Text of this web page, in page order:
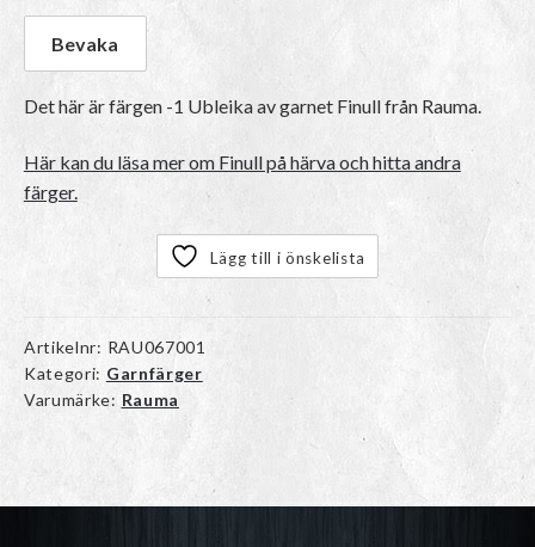
Det här är färgen -1 Ubleikaav garnet Finullfrån Rauma.
Här kan du läsa mer om Finull på härva och hitta andra
färger.
Lägg till i önskelista
Artikelnr: RAU067001
Kategori: Garnfärger
Varumärke: Rauma